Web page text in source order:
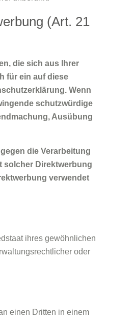
(Art. 21
die sich aus Ihrer
für ein auf diese
Wenn
schutzwürdige
Ausübung
die Verarbeitung
solcher Direktwerbung
verwendet
ihres gewöhnlichen
oder
einen Dritten in einem